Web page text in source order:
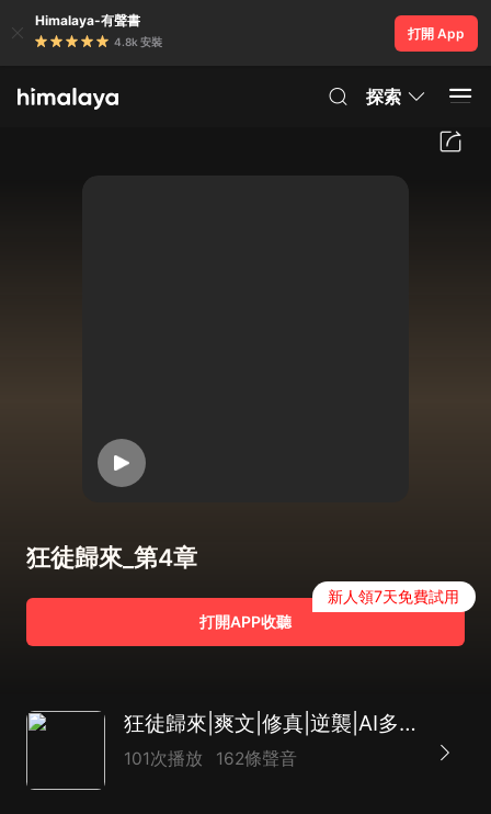
Himalaya-有聲書
4.8k 安裝
打開 App
探索
狂徒歸來_第4章
打開APP收聽
新人領7天免費試用
狂徒歸來|爽文|修真|逆襲|AI多播
101次播放 162條聲音